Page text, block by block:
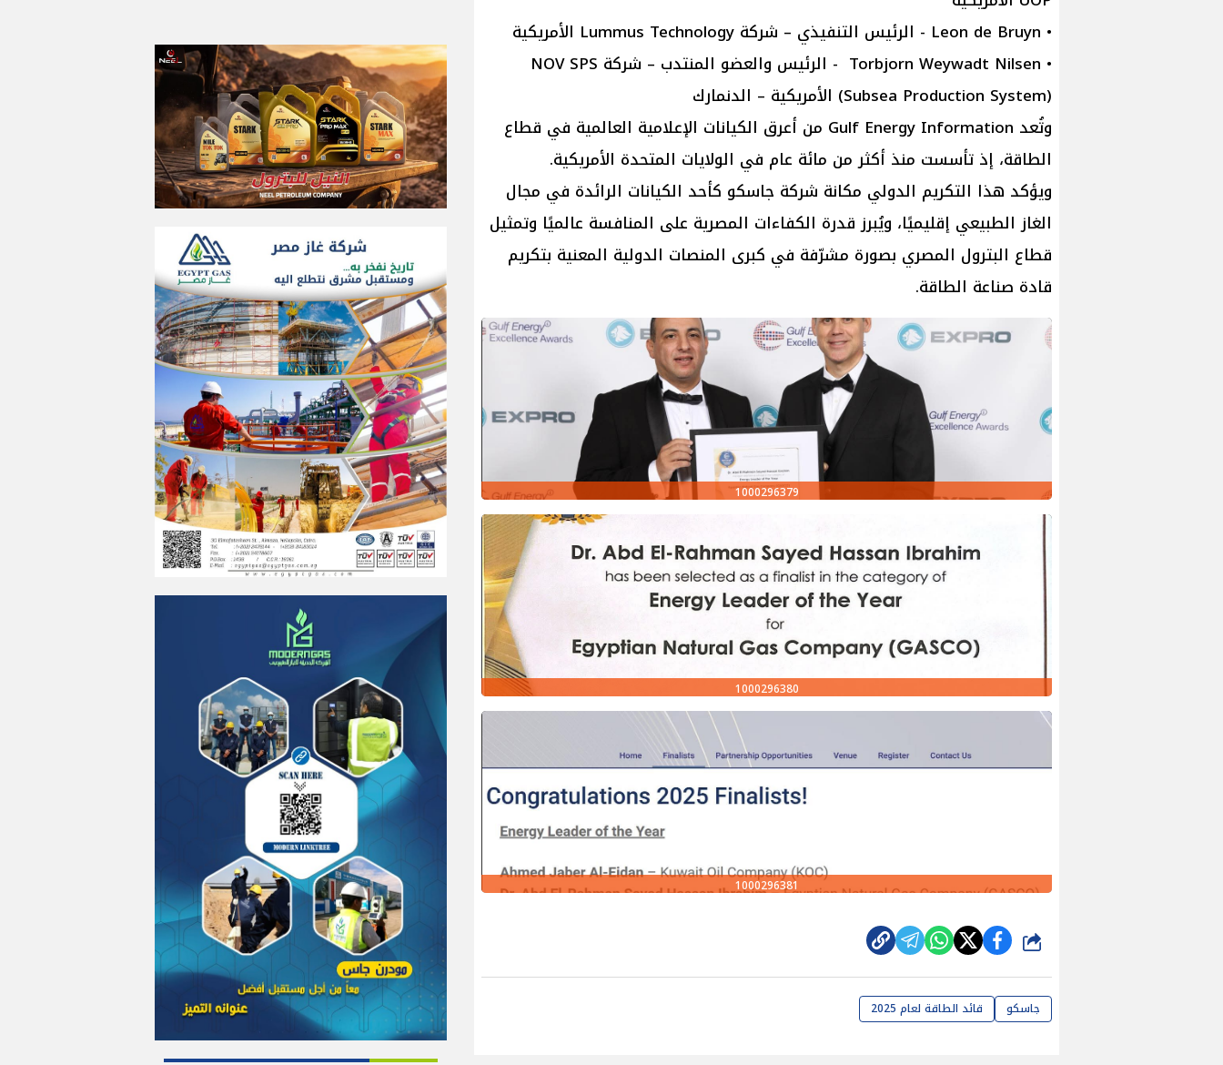
• Leon de Bruyn - الرئيس التنفيذي – شركة Lummus Technology الأمريكية
• Torbjorn Weywadt Nilsen - الرئيس والعضو المنتدب – شركة NOV SPS
(Subsea Production System) الأمريكية – الدنمارك
وتُعد Gulf Energy Information من أعرق الكيانات الإعلامية العالمية في قطاع
الطاقة، إذ تأسست منذ أكثر من مائة عام في الولايات المتحدة الأمريكية.
ويؤكد هذا التكريم الدولي مكانة شركة جاسكو كأحد الكيانات الرائدة في مجال
الغاز الطبيعي إقليميًا، ويُبرز قدرة الكفاءات المصرية على المنافسة عالميًا وتمثيل
قطاع البترول المصري بصورة مشرّفة في كبرى المنصات الدولية المعنية بتكريم
قادة صناعة الطاقة.
1000296379
1000296380
1000296381
شارك
جاسكو قائد الطاقة لعام 2025